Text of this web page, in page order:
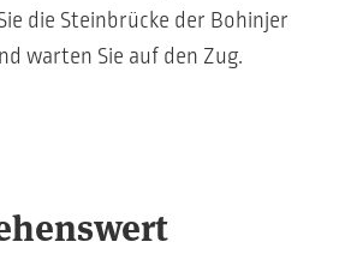
die Steinbrücke der Bohinjer
warten Sie auf den Zug.